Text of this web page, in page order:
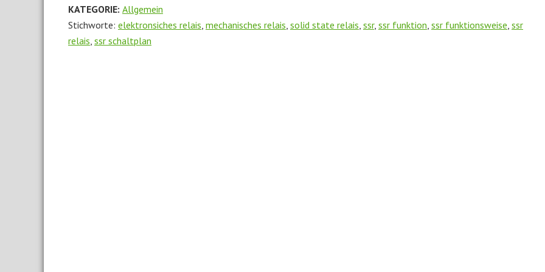
KATEGORIE: Allgemein
Stichworte: elektronsiches relais, mechanisches relais, solid state relais, ssr, ssr funktion, ssr funktionsweise, ssr
relais, ssr schaltplan